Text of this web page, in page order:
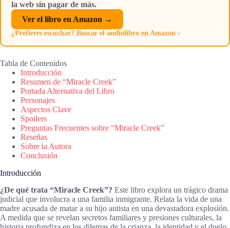
la web sin pagar de más.
Ver el libro en Amazon →
¿Prefieres escuchar? Buscar el audiolibro en Amazon ›
Tabla de Contenidos
Introducción
Resumen de “Miracle Creek”
Portada Alternativa del Libro
Personajes
Aspectos Clave
Spoilers
Preguntas Frecuentes sobre “Miracle Creek”
Reseñas
Sobre la Autora
Conclusión
Introducción
¿De qué trata “Miracle Creek”? Este libro explora un trágico drama
judicial que involucra a una familia inmigrante. Relata la vida de una
madre acusada de matar a su hijo autista en una devastadora explosión.
A medida que se revelan secretos familiares y presiones culturales, la